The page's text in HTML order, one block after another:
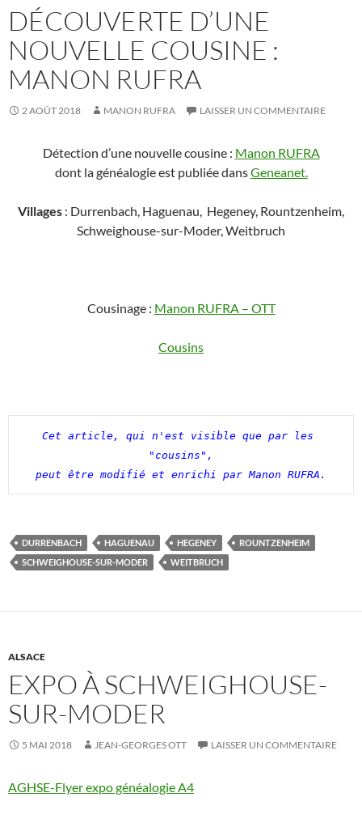
DÉCOUVERTE D’UNE
NOUVELLE COUSINE :
MANON RUFRA
2 AOÛT 2018 MANON RUFRA LAISSER UN COMMENTAIRE
Détection d’une nouvelle cousine : Manon RUFRA
dont la généalogie est publiée dansGeneanet.
Villages : Durrenbach, Haguenau, Hegeney, Rountzenheim,
Schweighouse-sur-Moder, Weitbruch
Cousinage : Manon RUFRA – OTT
Cousins
Cet article, qui n'est visible que par les
"cousins",
peut être modifié et enrichi par Manon RUFRA.
DURRENBACH HAGUENAU HEGENEY
ROUNTZENHEIM
SCHWEIGHOUSE-SUR-MODER
WEITBRUCH
ALSACE
EXPO À SCHWEIGHOUSE-
SUR-MODER
5 MAI 2018 JEAN-GEORGES OTT LAISSER UN COMMENTAIRE
AGHSE-Flyer expo généalogie A4